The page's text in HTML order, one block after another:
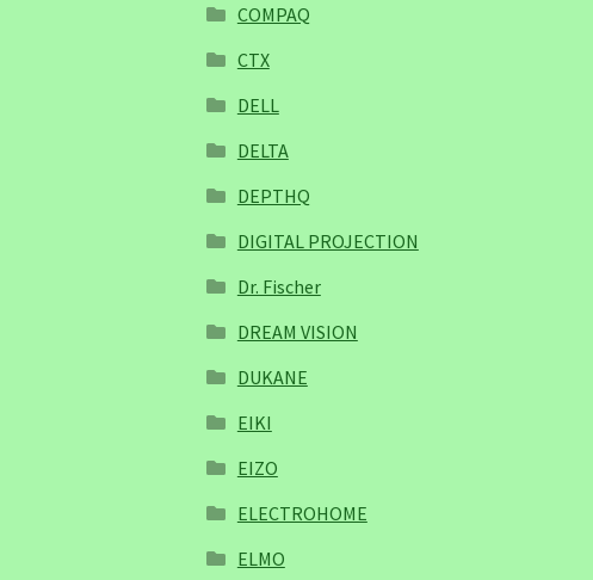
COMPAQ
CTX
DELL
DELTA
DEPTHQ
DIGITAL PROJECTION
Dr. Fischer
DREAM VISION
DUKANE
EIKI
EIZO
ELECTROHOME
ELMO